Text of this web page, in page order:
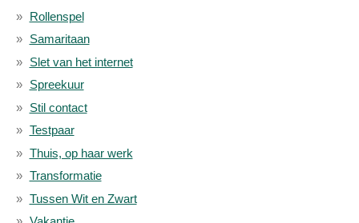
Rollenspel
Samaritaan
Slet van het internet
Spreekuur
Stil contact
Testpaar
Thuis, op haar werk
Transformatie
Tussen Wit en Zwart